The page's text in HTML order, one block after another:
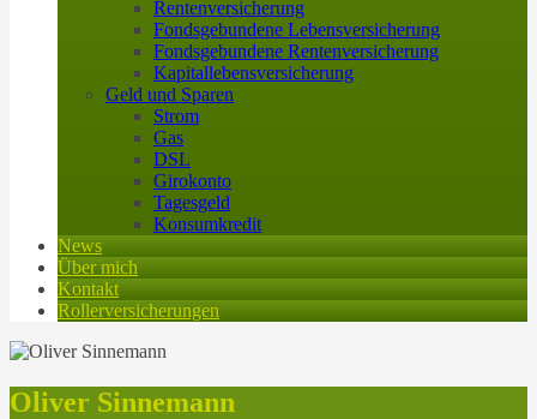
Rentenversicherung
Fondsgebundene Lebensversicherung
Fondsgebundene Rentenversicherung
Kapitallebensversicherung
Geld und Sparen
Strom
Gas
DSL
Girokonto
Tagesgeld
Konsumkredit
News
Über mich
Kontakt
Rollerversicherungen
Oliver Sinnemann